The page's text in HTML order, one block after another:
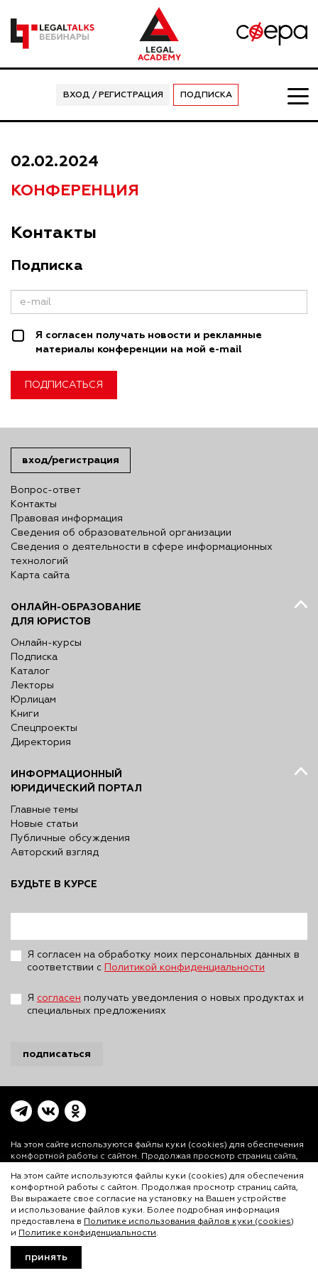
ВХОД / РЕГИСТРАЦИЯ ПОДПИСКА
02.02.2024
КОНФЕРЕНЦИЯ
Контакты
Подписка
Я согласен получать новости и рекламные
материалы конференции на мой e-mail
ПОДПИСАТЬСЯ
вход/регистрация
Вопрос-ответ
Контакты
Правовая информация
Сведения об образовательной организации
Сведения о деятельности в сфере информационных
технологий
Карта сайта
ОНЛАЙН-ОБРАЗОВАНИЕ
ДЛЯ ЮРИСТОВ
Онлайн-курсы
Подписка
Каталог
Лекторы
Юрлицам
Книги
Спецпроекты
Директория
ИНФОРМАЦИОННЫЙ
ЮРИДИЧЕСКИЙ ПОРТАЛ
Главные темы
Новые статьи
Публичные обсуждения
Авторский взгляд
БУДЬТЕ В КУРСЕ
Я согласен на обработку моих персональных данных в
соответствии с
Политикой конфиденциальности
Я согласен получать уведомления о новых продуктах и
специальных предложениях
подписаться
На этом сайте используются файлы куки (cookies) для обеспечения
комфортной работы с сайтом. Продолжая просмотр страниц сайта,
использование файлов куки. Более подробная информация
предоставлена вПолитике использования файлов куки (cookies)и
Политике конфиденциальности.
© ООО «Лигал Академия» 2016-2026.
только с согласия ООО «Лигал Академия».
На этом сайте используются файлы куки (cookies) для обеспечения
комфортной работы с сайтом. Продолжая просмотр страниц сайта,
Вы выражаете свое согласие на установку на Вашем устройстве
и использование файлов куки. Более подробная информация
предоставлена в Политике использования файлов куки (cookies)
и Политике конфиденциальности.
принять